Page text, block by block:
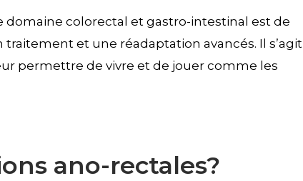
domaine colorectal et gastro-intestinal est de
et une réadaptation avancés. Il s’agit
permettre de vivre et de jouer comme les
ano-rectales?